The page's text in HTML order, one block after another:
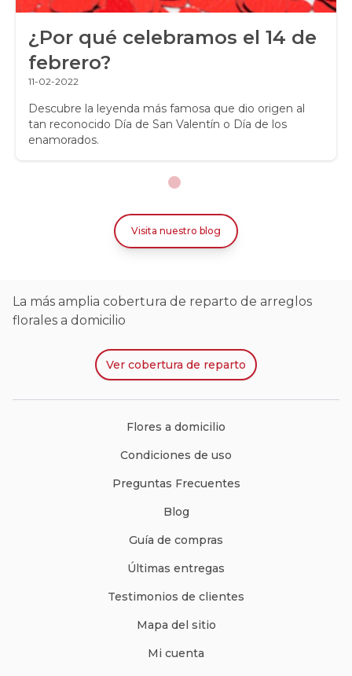
¿Por qué celebramos el 14 de
febrero?
11-02-2022
Descubre la leyenda más famosa que dio origen al
tan reconocido Día de San Valentín o Día de los
enamorados.
Visita nuestro blog
La más amplia cobertura de reparto de arreglos
florales a domicilio
Ver cobertura de reparto
Flores a domicilio
Condiciones de uso
Preguntas Frecuentes
Blog
Guía de compras
Últimas entregas
Testimonios de clientes
Mapa del sitio
Mi cuenta